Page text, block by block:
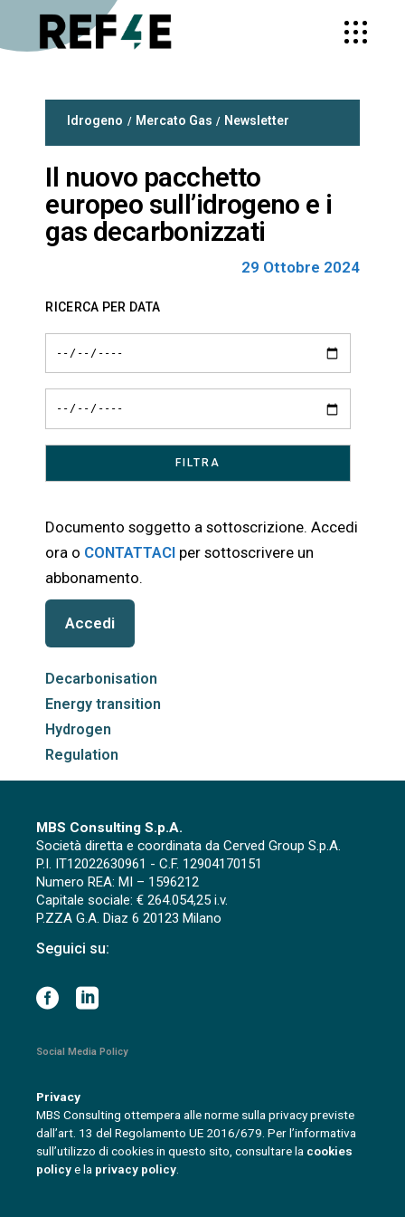
Idrogeno Mercato Gas Newsletter
Il nuovo pacchetto
europeo sull’idrogeno e i
gas decarbonizzati
29 Ottobre 2024
RICERCA PER DATA
Documento soggetto a sottoscrizione. Accedi
ora o CONTATTACI per sottoscrivere un
abbonamento.
Accedi
Decarbonisation
Energy transition
Hydrogen
Regulation
MBS Consulting S.p.A.
Società diretta e coordinata da Cerved Group S.p.A.
P.I. IT12022630961 - C.F. 12904170151
Numero REA: MI – 1596212
Capitale sociale: € 264.054,25 i.v.
P.ZZA G.A. Diaz 6 20123 Milano
Seguici su:
Social Media Policy
Privacy
MBS Consulting ottempera alle norme sulla privacy previste
dall’art. 13 del Regolamento UE 2016/679. Per l’informativa
sull’utilizzo di cookies in questo sito, consultare la cookies
policye la privacy policy.